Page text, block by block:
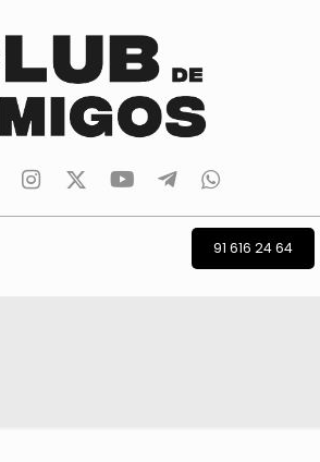
instagram
TwitterYoutubeTelegramwhatsapp
91 616 24 64